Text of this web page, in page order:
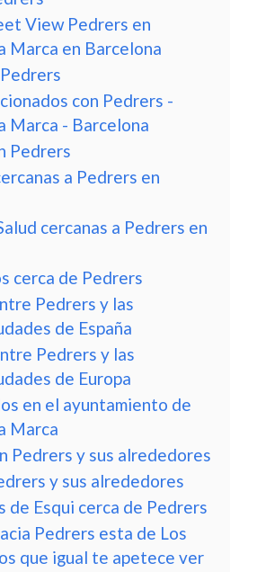
View Pedrers en
Marca en Barcelona
con Pedrers -
Marca - Barcelona
Pedrers
a Pedrers en
cercanas a Pedrers en
cerca de Pedrers
Pedrers y las
de España
Pedrers y las
de Europa
en el ayuntamiento de
Marca
Pedrers y sus alrededores
y sus alrededores
de Esqui cerca de Pedrers
Pedrers esta de Los
que igual te apetece ver